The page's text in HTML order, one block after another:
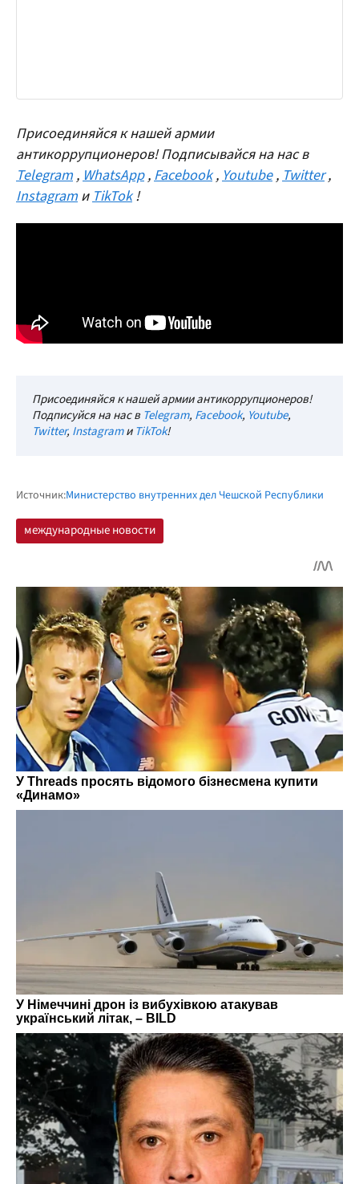
Присоединяйся к нашей армии
антикоррупционеров! Подписывайся на нас в
Telegram ,WhatsApp ,Facebook ,Youtube ,Twitter ,
Instagram иTikTok !
Присоединяйся к нашей армии антикоррупционеров!
Подписуйся на нас в Telegram, Facebook, Youtube,
Twitter, InstagramиTikTok!
Источник:Министерство внутренних дел Чешской Республики
международные новости